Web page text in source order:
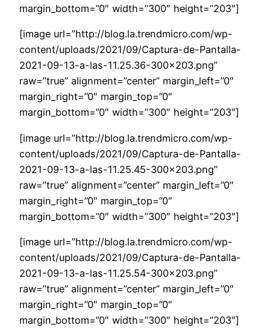
margin_bottom=”0″ width=”300″ height=”203″]
[image url=”http://blog.la.trendmicro.com/wp-
content/uploads/2021/09/Captura-de-Pantalla-
2021-09-13-a-las-11.25.36-300×203.png”
raw=”true” alignment=”center” margin_left=”0″
margin_right=”0″ margin_top=”0″
margin_bottom=”0″ width=”300″ height=”203″]
[image url=”http://blog.la.trendmicro.com/wp-
content/uploads/2021/09/Captura-de-Pantalla-
2021-09-13-a-las-11.25.45-300×203.png”
raw=”true” alignment=”center” margin_left=”0″
margin_right=”0″ margin_top=”0″
margin_bottom=”0″ width=”300″ height=”203″]
[image url=”http://blog.la.trendmicro.com/wp-
content/uploads/2021/09/Captura-de-Pantalla-
2021-09-13-a-las-11.25.54-300×203.png”
raw=”true” alignment=”center” margin_left=”0″
margin_right=”0″ margin_top=”0″
margin_bottom=”0″ width=”300″ height=”203″]